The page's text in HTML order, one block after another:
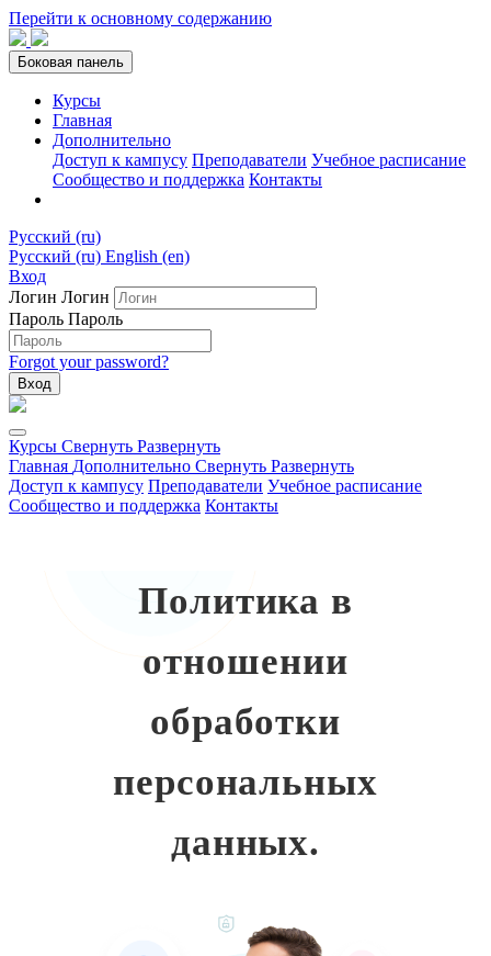
Перейти к основному содержанию
Боковая панель
Курсы
Главная
Дополнительно
Доступ к кампусу Преподаватели Учебное расписание
Сообщество и поддержка Контакты
Русский ‎(ru)‎
Русский ‎(ru)‎ English ‎(en)‎
Вход
Логин Логин
Пароль Пароль
Forgot your password?
Вход
Курсы Свернуть Развернуть
Главная Дополнительно Свернуть Развернуть
Доступ к кампусу Преподаватели Учебное расписание
Сообщество и поддержка Контакты
Политика в
отношении
обработки
персональных
данных.